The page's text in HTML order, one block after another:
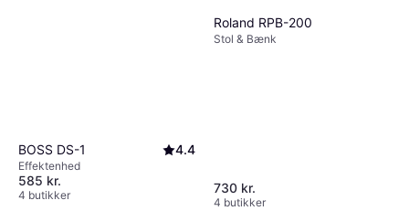
BOSS DS-1 4.4
Effektenhed
585 kr.
4 butikker
Roland RPB-200
Stol & Bænk
730 kr.
4 butikker